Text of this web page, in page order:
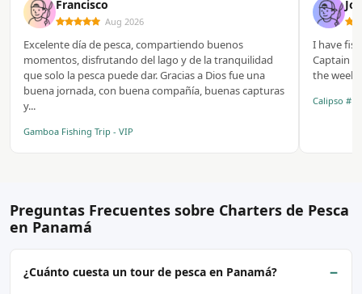
Francisco
Aug 2026
Excelente día de pesca, compartiendo buenos
momentos, disfrutando del lago y de la tranquilidad
que solo la pesca puede dar. Gracias a Dios fue una
buena jornada, con buena compañía, buenas capturas
y...
Gamboa Fishing Trip - VIP
I have
Captain
the week
Calipso #1
Preguntas Frecuentes sobre Charters de Pesca
en Panamá
¿Cuánto cuesta un tour de pesca en Panamá? −